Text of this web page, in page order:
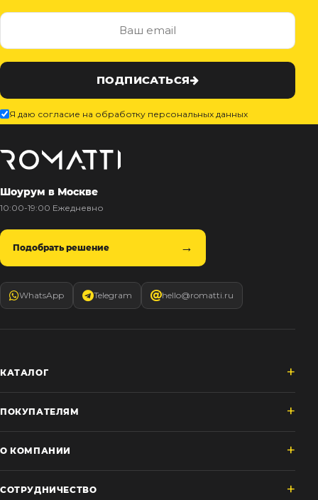
ПОДПИСАТЬСЯ
Я даю согласие на обработку персональных данных
Шоурум в Москве
10:00-19:00 Ежедневно
Подобрать решение
WhatsApp Telegram hello@romatti.ru
КАТАЛОГ
ПОКУПАТЕЛЯМ
О КОМПАНИИ
СОТРУДНИЧЕСТВО